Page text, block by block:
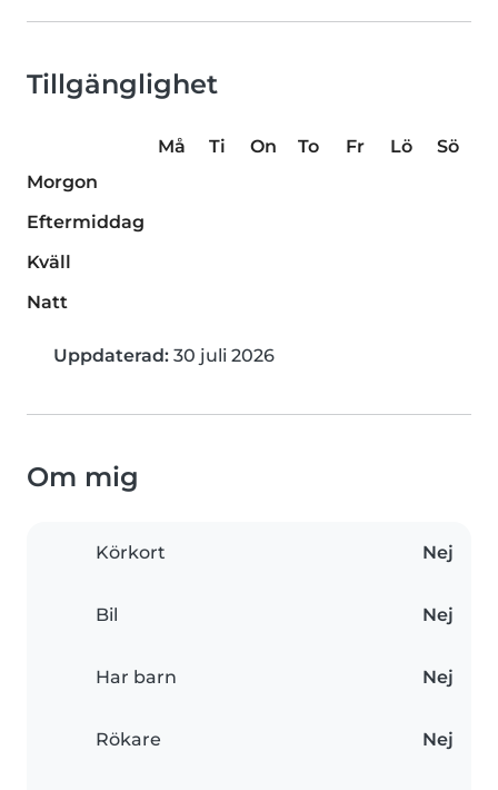
Tillgänglighet
Må Ti On To Fr Lö
Sö
Morgon
Eftermiddag
Kväll
Natt
Uppdaterad: 30 juli 2026
Om mig
Körkort Nej
Bil Nej
Har barn Nej
Rökare Nej